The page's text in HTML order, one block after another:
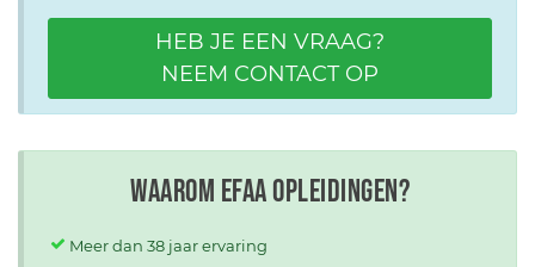
HEB JE EEN VRAAG?
NEEM CONTACT OP
Waarom EFAA opleidingen?
Meer dan 38 jaar ervaring